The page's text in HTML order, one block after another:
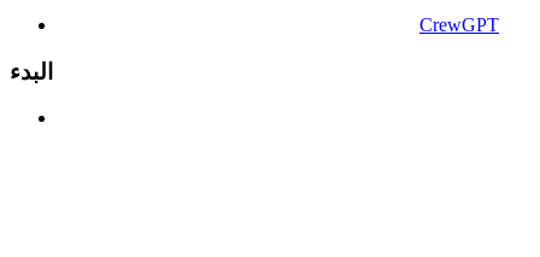
CrewGPT
البدء